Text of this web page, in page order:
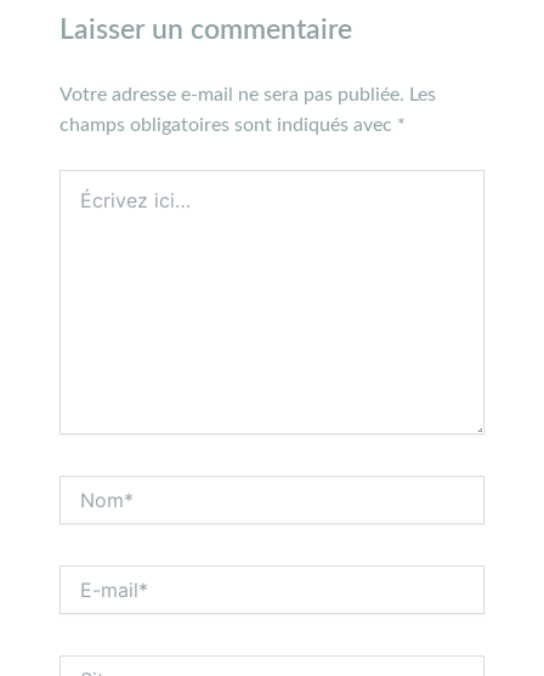
Laisser un commentaire
Votre adresse e-mail ne sera pas publiée. Les
champs obligatoires sont indiqués avec *
ici…
mail*